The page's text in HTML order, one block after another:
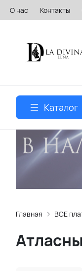
О нас Контакты
Каталог
Главная ВСЕ